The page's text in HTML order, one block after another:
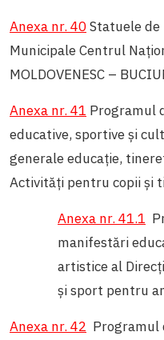
Anexa nr. 40Statuele
Municipale Centrul
MOLDOVENESC –
Anexa nr. 41 Programul
educative, sportive și
generale educație,
Activități pentru copii și
Anexa nr. 41.1
manifestări
artistice al
și sport pentru
Anexa nr. 42 Programul